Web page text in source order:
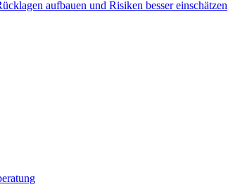
aufbauen und Risiken besser einschätzen